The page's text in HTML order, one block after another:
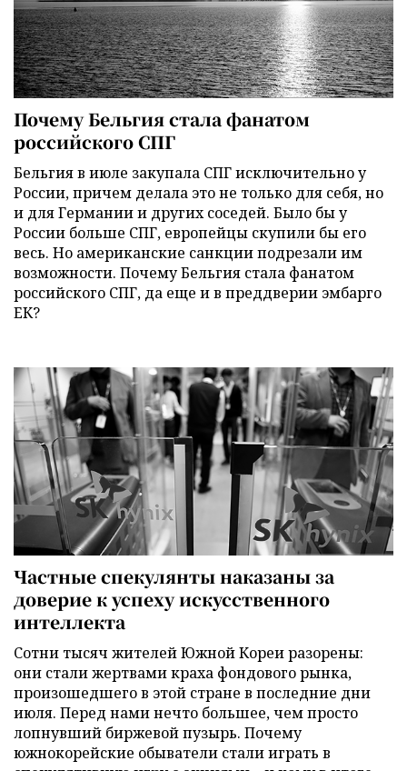
Почему Бельгия стала фанатом
российского СПГ
Бельгия в июле закупала СПГ исключительно у
России, причем делала это не только для себя, но
и для Германии и других соседей. Было бы у
России больше СПГ, европейцы скупили бы его
весь. Но американские санкции подрезали им
возможности. Почему Бельгия стала фанатом
российского СПГ, да еще и в преддверии эмбарго
ЕК?
Частные спекулянты наказаны за
доверие к успеху искусственного
интеллекта
Сотни тысяч жителей Южной Кореи разорены:
они стали жертвами краха фондового рынка,
произошедшего в этой стране в последние дни
июля. Перед нами нечто большее, чем просто
лопнувший биржевой пузырь. Почему
южнокорейские обыватели стали играть в